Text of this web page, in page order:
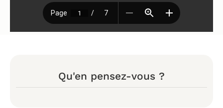
Qu'en pensez-vous ?